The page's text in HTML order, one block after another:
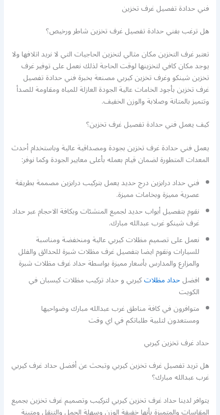
فني حدادة تفصيل غرف تخزين
هل ترغب بفني حدادة تفصيل غرف تخزين شاطر ورخيص؟
تعتبر غرف التخزين مكان مثالي لتخزين الحاجيات التي لا نريد اتلافها ولا
يوجد مكان كافي لتخزينها لوقت الحاجة لذلك نعمل على توفير غرف
تخزين شينكو وغرف تخزين كيربي مصنعة بخبرة فني حدادة تفصيل
غرف تخزين بأجود الخامات عالية الجودة العازلة للمياه ومقاومة للصدأ
وتتميز بالمتانة وصلابة والوزن الخفيف.
كيف يعمل فني حدادة تفصيل غرف تخزين؟
يعمل فني حدادة غرف تخزين بجودة ومصداقية عالية وباستخدام أحدث
المعدات المتطورة لضمان قيام بعمله بأعلى معايير الجودة وكما نوفر:
فني حداد درابزين درج حديد يعمل بتركيب درابزين مصممة بطريقة
عصرية مميزة وبخامات مميزة.
نقوم بتفصيل أبواب حديد لجميع المنشئات وبكافة الاحجام عبر حداد
غرف شينكو غرب عبدالله مبارك.
نعمل على تصميم مظلات كيربي عالية ومنخفضة ومناسبة
للسيارات ونقوم ايضا بتفصيل غرف مظلات شبرة للحدائق والفلل
والمزارع والمدارس بأسعار مميزة بواسطة حداد غرف مظلات شبرة
افضلحداد مظلاتكيربي و حداد تركيب مظلات كيسبان في
الكويت
متوافرون في كافة مناطق غرب عبدالله مبارك وضواحيها
ومستعدون لتلبية طلباتكم في اي وقت
حداد غرف تخزين كيربي
هل تريد تفصيل غرف تخزين كيربي وتبحث عن أفضل حداد غرف كيربي
غرب عبدالله مبارك؟
يتوافر لدينا حداد غرف تخزين كيربي لتركيب وتصميم غرف تخزين بجميع